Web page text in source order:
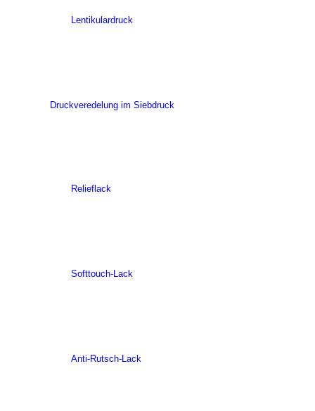
Lentikulardruck
Druckveredelung im Siebdruck
Relieflack
Softtouch-Lack
Anti-Rutsch-Lack